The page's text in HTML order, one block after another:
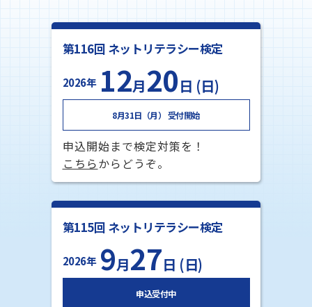
第116回 ネットリテラシー検定
2026年 12月20日 (日)
8月31日（月） 受付開始
申込開始まで検定対策を！
こちらからどうぞ。
第115回 ネットリテラシー検定
2026年 9月27日 (日)
申込受付中